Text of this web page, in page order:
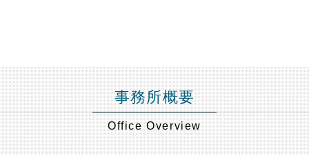
事務所概要
Office Overview